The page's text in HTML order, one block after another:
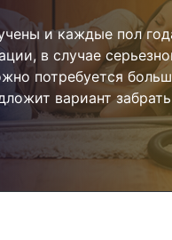
и каждые пол
в случае
потребуется
вариант